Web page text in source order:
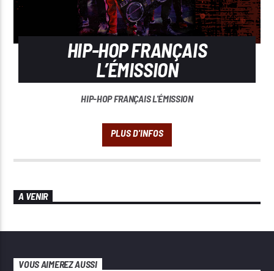
HIP-HOP FRANÇAIS
L’ÉMISSION
HIP-HOP FRANÇAIS L'ÉMISSION
A VENIR
VOUS AIMEREZ AUSSI